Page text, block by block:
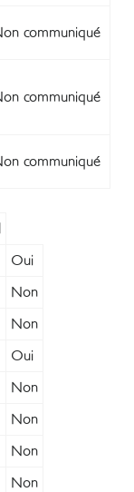
communiqué
communiqué
communiqué
Oui
Non
Non
Oui
Non
Non
Non
Non